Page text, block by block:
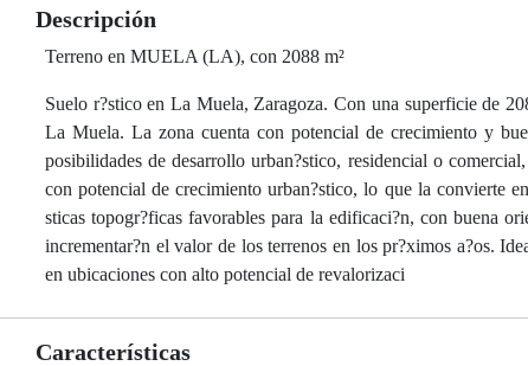
Descripción
Terreno en MUELA (LA), con 2088 m²
Suelo r?stico en La Muela, Zaragoza. Con una superficie de
La Muela. La zona cuenta con potencial de crecimiento y
posibilidades de desarrollo urban?stico, residencial o
con potencial de crecimiento urban?stico, lo que la convierte
sticas topogr?ficas favorables para la edificaci?n, con buena
incrementar?n el valor de los terrenos en los pr?ximos a?os.
en ubicaciones con alto potencial de revalorizaci
Características